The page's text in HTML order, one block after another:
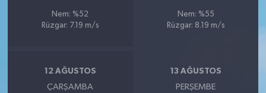
Nem: %52
Rüzgar: 7.19 m/s
Nem: %55
Rüzgar: 8.19 m/s
12 AĞUSTOS
ÇARŞAMBA
13 AĞUSTOS
PERŞEMBE